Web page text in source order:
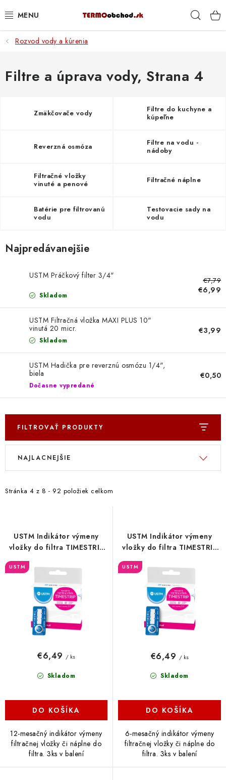
na
VYKUROVANIE
ROZVOD VODY A KÚRENIA
% DOPREDAJ
PREČO SA OPLATÍ KUPOVAŤ RADIÁTORY KORADO
CEZ TERMOOBCHOD.SK
Hodnotenie obchodu Blog
Napíšte nám
Rozvod vody a kúrenia
Filtre a úprava vody, Strana 4
Zmäkčovače vody
Filtre do kuchyne a
kúpeľne
Reverzná osmóza
Filtre na vodu -
nádoby
Filtračné vložky
vinuté a penové
Filtračné náplne
Batérie pre filtrovanú
vodu
Testovacie sady na
vodu
Najpredávanejšie
USTM Práčkový filter 3/4"
Skladom
€7,79
€6,99
USTM Filtračná vložka MAXI PLUS 10"
vinutá 20 micr.
Skladom
€3,99
USTM Hadička pre reverznú osmózu 1/4",
biela
Dočasne vypredané
€0,50
FILTROVAŤ PRODUKTY
V
i
o
d
u
Stránka 4 z 8 - 92 položiek celkom
R
e
p
r
o
NAJLACNEJŠIE
USTM Indikátor výmeny
vložky do filtra TIMESTRIP
USTM
Skladom
€6,49 / ks
DO KOŠÍKA
12-mesačný indikátor výmeny
filtračnej vložky či náplne do
filtra. 3ks v balení
USTM Indikátor výmeny
vložky do filtra TIMESTRIP
USTM
Skladom
€6,49 / ks
DO KOŠÍKA
6-mesačný indikátor výmeny
filtračnej vložky či náplne do
filtra. 3ks v balení